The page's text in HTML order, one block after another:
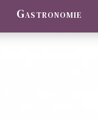
Gastronomie